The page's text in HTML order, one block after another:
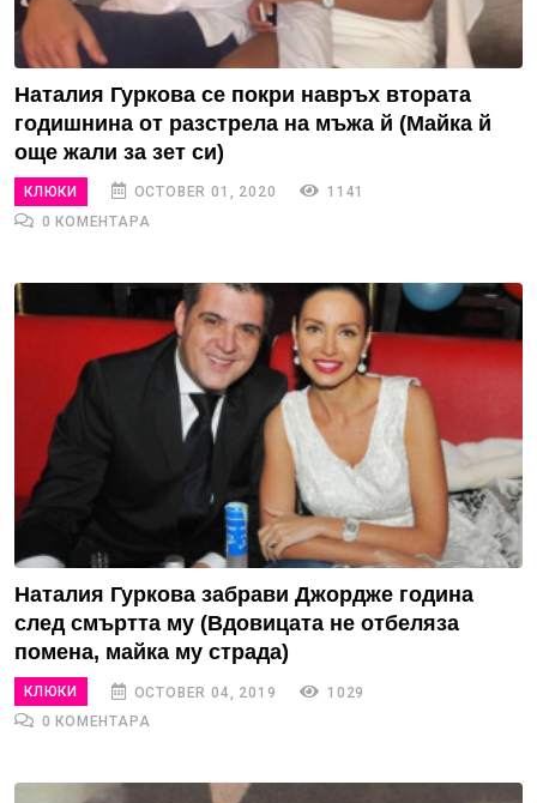
Наталия Гуркова се покри навръх втората
годишнина от разстрела на мъжа й (Майка й
още жали за зет си)
КЛЮКИ OCTOBER 01, 2020
1141
0 КОМЕНТАРА
Наталия Гуркова забрави Джордже година
след смъртта му (Вдовицата не отбеляза
помена, майка му страда)
КЛЮКИ OCTOBER 04, 2019
1029
0 КОМЕНТАРА